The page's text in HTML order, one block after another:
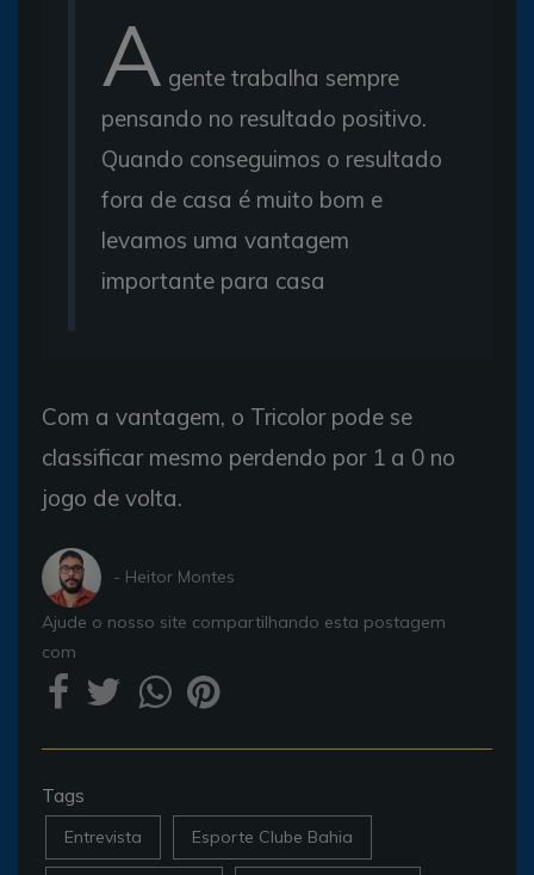
A gente trabalha sempre
pensando no resultado positivo.
Quando conseguimos o resultado
fora de casa é muito bom e
levamos uma vantagem
importante para casa
Com a vantagem, o Tricolor pode se
classificar mesmo perdendo por 1 a 0 no
jogo de volta.
- Heitor Montes
Ajude o nosso site compartilhando esta postagem
com
Tags
Entrevista Esporte Clube Bahia